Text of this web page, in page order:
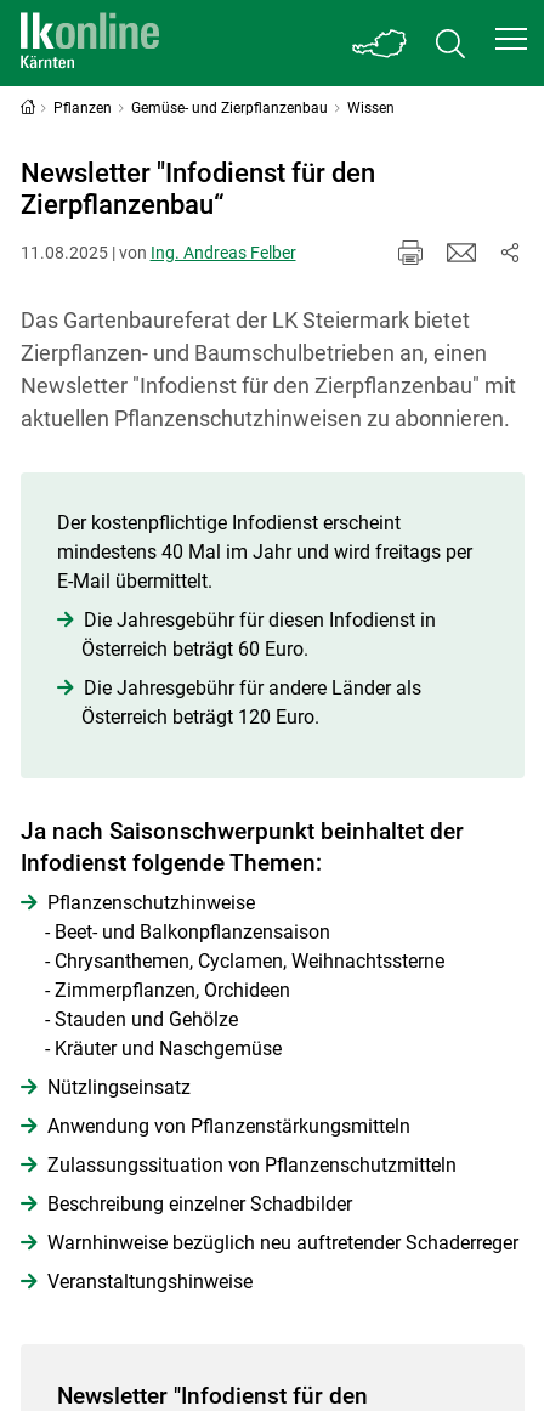
Skip to main content
Pflanzen Gemüse- und Zierpflanzenbau Wissen
Newsletter "Infodienst für den
Zierpflanzenbau“
11.08.2025 | von Ing. Andreas Felber
Das Gartenbaureferat der LK Steiermark bietet
Zierpflanzen- und Baumschulbetrieben an, einen
Newsletter "Infodienst für den Zierpflanzenbau" mit
aktuellen Pflanzenschutzhinweisen zu abonnieren.
Der kostenpflichtige Infodienst erscheint
mindestens 40 Mal im Jahr und wird freitags per
E-Mail übermittelt.
Die Jahresgebühr für diesen Infodienst in
Österreich beträgt 60 Euro.
Die Jahresgebühr für andere Länder als
Österreich beträgt 120 Euro.
Ja nach Saisonschwerpunkt beinhaltet der
Infodienst folgende Themen:
Pflanzenschutzhinweise
- Beet- und Balkonpflanzensaison
- Chrysanthemen, Cyclamen, Weihnachtssterne
- Zimmerpflanzen, Orchideen
- Stauden und Gehölze
- Kräuter und Naschgemüse
Nützlingseinsatz
Anwendung von Pflanzenstärkungsmitteln
Zulassungssituation von Pflanzenschutzmitteln
Beschreibung einzelner Schadbilder
Warnhinweise bezüglich neu auftretender Schaderreger
Veranstaltungshinweise
Newsletter "Infodienst für den